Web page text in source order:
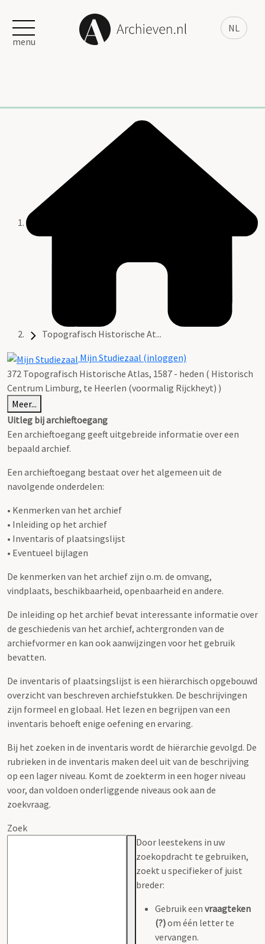
NL
menu
Topografisch Historische At...
Mijn Studiezaal (inloggen)
372 Topografisch Historische Atlas, 1587 - heden ( Historisch
Centrum Limburg, te Heerlen (voormalig Rijckheyt) )
Meer...
Uitleg bij archieftoegang
Een archieftoegang geeft uitgebreide informatie over een
bepaald archief.
Een archieftoegang bestaat over het algemeen uit de
navolgende onderdelen:
• Kenmerken van het archief
• Inleiding op het archief
• Inventaris of plaatsingslijst
• Eventueel bijlagen
De kenmerken van het archief zijn o.m. de omvang,
vindplaats, beschikbaarheid, openbaarheid en andere.
De inleiding op het archief bevat interessante informatie over
de geschiedenis van het archief, achtergronden van de
archiefvormer en kan ook aanwijzingen voor het gebruik
bevatten.
De inventaris of plaatsingslijst is een hiërarchisch opgebouwd
overzicht van beschreven archiefstukken. De beschrijvingen
zijn formeel en globaal. Het lezen en begrijpen van een
inventaris behoeft enige oefening en ervaring.
Bij het zoeken in de inventaris wordt de hiërarchie gevolgd. De
rubrieken in de inventaris maken deel uit van de beschrijving
op een lager niveau. Komt de zoekterm in een hoger niveau
voor, dan voldoen onderliggende niveaus ook aan de
zoekvraag.
Zoek
Door leestekens in uw
zoekopdracht te gebruiken,
zoekt u specifieker of juist
breder:
Gebruik een vraagteken
(?)om één letter te
vervangen.